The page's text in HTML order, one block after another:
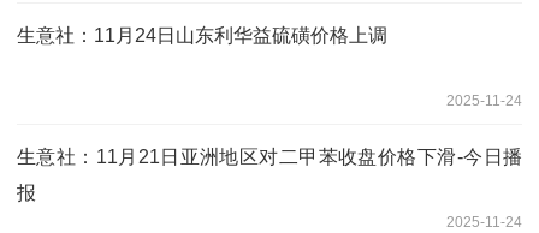
生意社：11月24日山东利华益硫磺价格上调
2025-11-24
生意社：11月21日亚洲地区对二甲苯收盘价格下滑-今日播
报
2025-11-24